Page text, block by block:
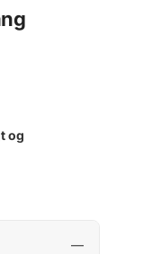
og